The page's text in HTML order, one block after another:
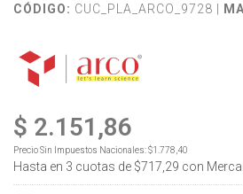
CÓDIGO: CUC_PLA_ARCO_9728 |
$ 2.151,86
Precio Sin Impuestos Nacionales:$1.778,40
Hasta en 3 cuotas de $717,29 con